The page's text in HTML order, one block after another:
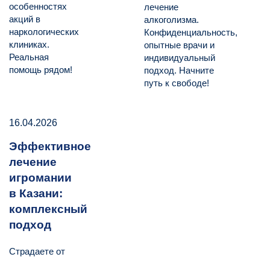
особенностях
акций в
наркологических
клиниках.
Реальная
помощь рядом!
лечение
алкоголизма.
Конфиденциальность,
опытные врачи и
индивидуальный
подход. Начните
путь к свободе!
16.04.2026
Эффективное
лечение
игромании
в Казани:
комплексный
подход
Страдаете от